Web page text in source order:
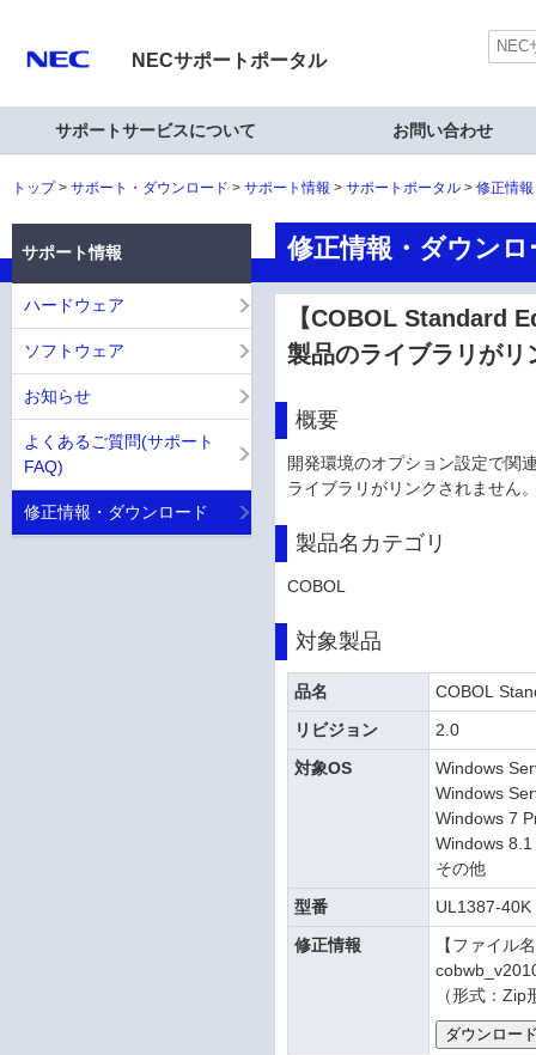
NECサポートポータル
サポートサービスについて お問い合わせ
トップ サポート・ダウンロード サポート情報 サポートポータル 修正情
修正情報・ダウンロ
【COBOL Standard
製品のライブラリがリ
概要
開発環境のオプション設定で関
ライブラリがリンクされません
製品名カテゴリ
COBOL
対象製品
品名
COBOL
リビジョン
2.0
対象OS
Windows
Windows
Windows 7
Windows
その他
型番
UL1387-40K
修正情報
【ファイル
（形式：
サポート情報
ハードウェア
ソフトウェア
お知らせ
よくあるご質問(サポート
FAQ)
修正情報・ダウンロード